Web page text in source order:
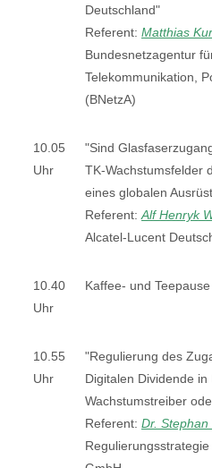
Deutschland"
Referent: Matthias
Bundesnetzagentur
Telekommunikation,
(BNetzA)
10.05
Uhr
"Sind
TK-Wachstumsfelder
eines globalen
Referent: Alf Henryk
Alcatel-Lucent
10.40
Uhr
Kaffee- und Teepause
10.55
Uhr
"Regulierung des
Digitalen Dividende in
Wachstumstreiber
Referent: Dr.